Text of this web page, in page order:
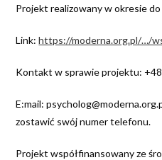
Projekt realizowany w okresie
Link:https://moderna.org.pl/…/
Kontakt w sprawie projektu:
E:mail:
zostawić swój numer telefonu.
Projekt współfinansowany ze